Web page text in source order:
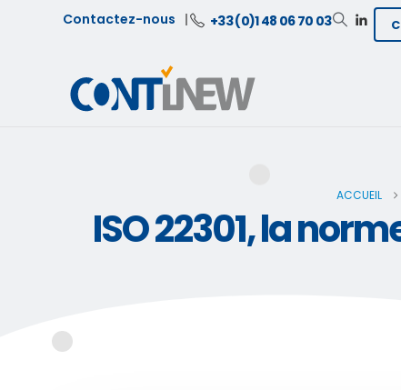
Contactez-nous +33 (0)1 48 06 70 03
ACCUEIL
ISO 22301, la